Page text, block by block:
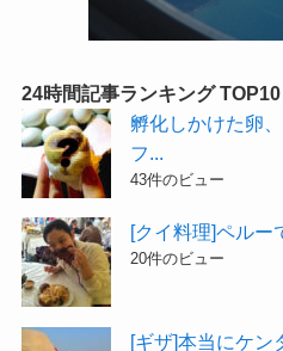
24時間記事ランキング TOP10
孵化しかけた卵
フ...
43件のビュー
[クイ料理]ペルー
20件のビュー
[ギザ]本当にケン